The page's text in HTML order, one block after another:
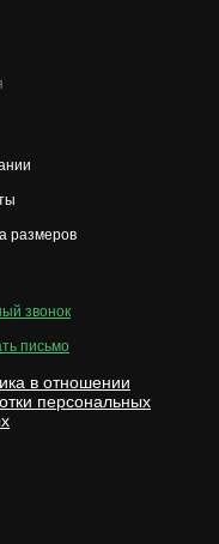
размеров
звонок
письмо
в отношении
персональных